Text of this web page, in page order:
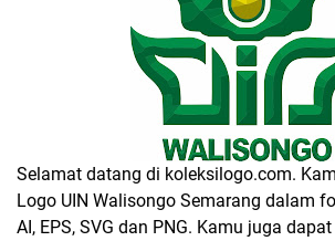
Selamat datang di koleksilogo.com.
Logo UIN Walisongo Semarang dalam
AI, EPS, SVG dan PNG. Kamu juga